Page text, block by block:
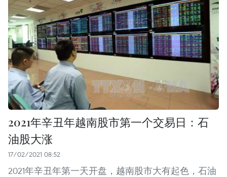
2021年辛丑年越南股市第一个交易日：石
油股大涨
17/02/2021 08:52
2021年辛丑年第一天开盘，越南股市大有起色，石油